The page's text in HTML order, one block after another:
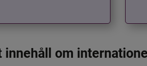
innehåll om